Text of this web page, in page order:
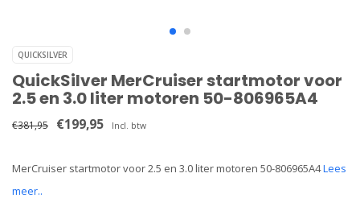
QUICKSILVER
QuickSilver MerCruiser startmotor voor
2.5 en 3.0 liter motoren 50-806965A4
€381,95 €199,95 Incl. btw
MerCruiser startmotor voor 2.5 en 3.0 liter motoren 50-806965A4Lees
meer..